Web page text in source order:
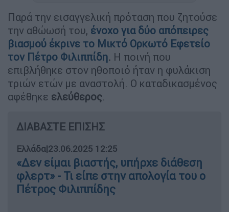
Παρά την εισαγγελική πρόταση που ζητούσε
την αθώωσή του, ένοχο για δύο απόπειρες
βιασμού έκρινε το Μικτό Ορκωτό Εφετείο
τον Πέτρο Φιλιππίδη. Η ποινή που
επιβλήθηκε στον ηθοποιό ήταν η φυλάκιση
τριών ετών με αναστολή. Ο καταδικασμένος
αφέθηκε ελεύθερος.
ΔΙΑΒΑΣΤΕ ΕΠΙΣΗΣ
Ελλάδα|23.06.2025 12:25
«Δεν είμαι βιαστής, υπήρχε διάθεση
φλερτ» - Τι είπε στην απολογία του ο
Πέτρος Φιλιππίδης